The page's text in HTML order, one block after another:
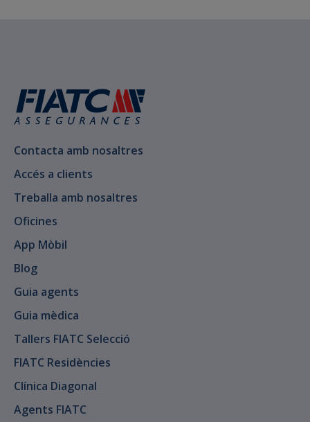
Contacta amb nosaltres
Accés a clients
Treballa amb nosaltres
Oficines
App Mòbil
Blog
Guia agents
Guia mèdica
Tallers FIATC Selecció
FIATC Residències
Clínica Diagonal
Agents FIATC